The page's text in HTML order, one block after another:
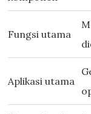
Fungsi utama
Aplikasi utama